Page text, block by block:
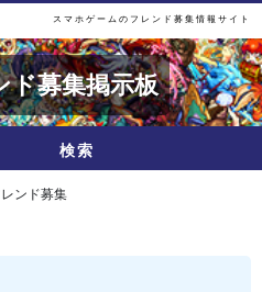
スマホゲームのフレンド募集情報サイト
ド募集掲示板
検索
ンド募集